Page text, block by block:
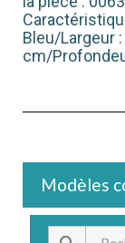
Bleu/Largeur
cm/
Modèles